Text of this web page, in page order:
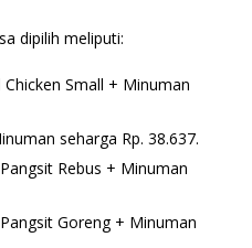
dipilih meliputi:
Small + Minuman
seharga Rp. 38.637.
Rebus + Minuman
Goreng + Minuman